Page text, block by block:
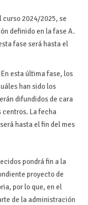
2024/2025, se
definido en la fase A.
fase será hasta el
esta última fase, los
han sido los
difundidos de cara
centros. La fecha
hasta el fin del mes
pondrá fin a la
proyecto de
por lo que, en el
de la administración